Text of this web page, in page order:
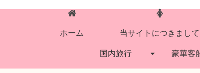
ホーム 当サイトにつきまして
国内旅行 豪華客